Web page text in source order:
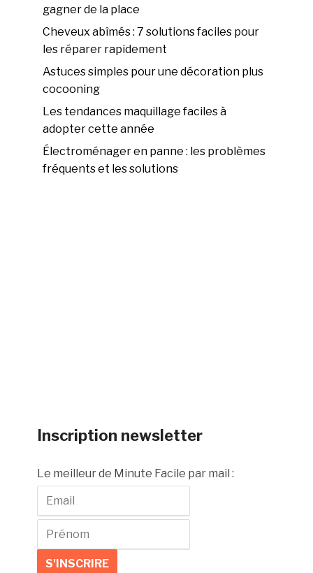
gagner de la place
Cheveux abîmés : 7 solutions faciles pour
les réparer rapidement
Astuces simples pour une décoration plus
cocooning
Les tendances maquillage faciles à
adopter cette année
Électroménager en panne : les problèmes
fréquents et les solutions
Inscription newsletter
Le meilleur de Minute Facile par mail :